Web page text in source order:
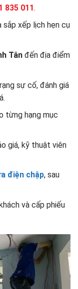
835 011.
sắp xếp lịch hẹn cụ
Tânđến địa điểm
sự cố, đánh giá
từng hạng mục
giá, kỹ thuật viên
điện chập, sau
và cấp phiếu